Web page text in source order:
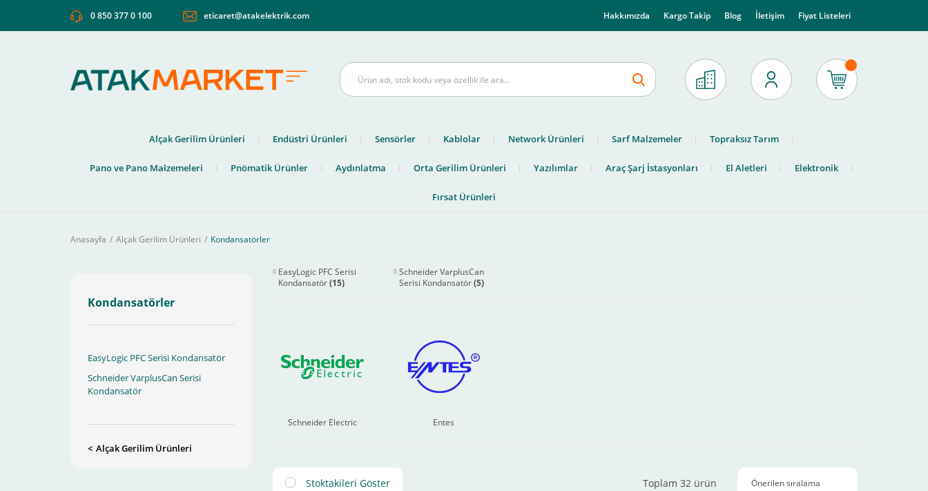
0 850 377 0 100 eticaret@atakelektrik.com Hakkımızda Kargo Takip Blog İletişim Fiyat Listeleri
Alçak Gerilim Ürünleri Endüstri Ürünleri Sensörler Kablolar Network Ürünleri Sarf Malzemeler Topraksız Tarım
Pano ve Pano Malzemeleri Pnömatik Ürünler Aydınlatma Orta Gerilim Ürünleri Yazılımlar Araç Şarj İstasyonları El Aletleri Elektronik
Fırsat Ürünleri
Anasayfa Alçak Gerilim Ürünleri Kondansatörler
Kondansatörler
EasyLogic PFC Serisi Kondansatör
Schneider VarplusCan Serisi
Kondansatör
Alçak Gerilim Ürünleri
EasyLogic PFC Serisi
Kondansatör(15)
Schneider VarplusCan
Serisi Kondansatör(5)
Schneider Electric Entes
Stoktakileri Göster Toplam 32 ürün